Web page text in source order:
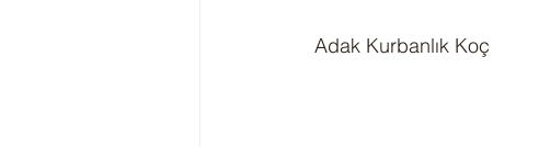
Adak Kurbanlık Koç